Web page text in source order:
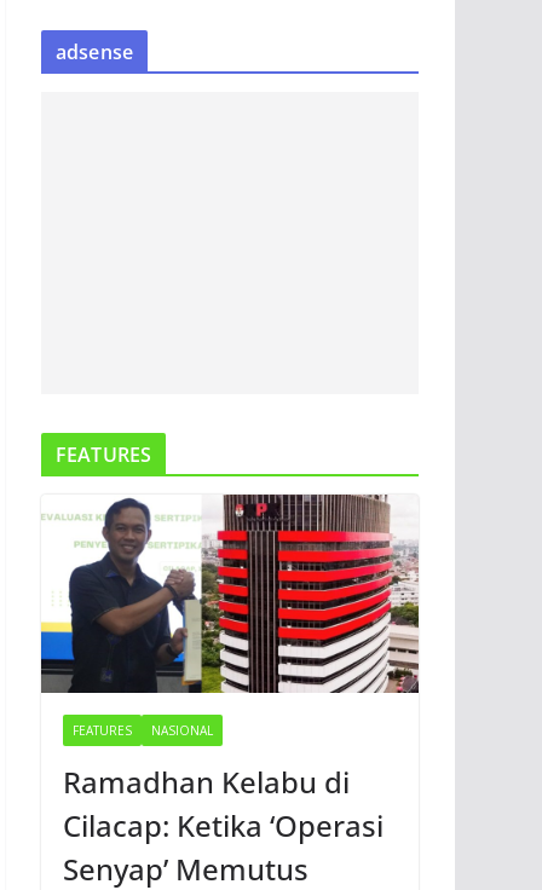
S
adsense
FEATURES
FEATURES NASIONAL
Ramadhan Kelabu di
Cilacap: Ketika ‘Operasi
Senyap’ Memutus